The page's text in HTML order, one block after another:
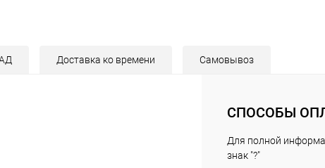
Доставка ко времени Самовывоз
СПОСОБЫ
Для полной
знак "?"